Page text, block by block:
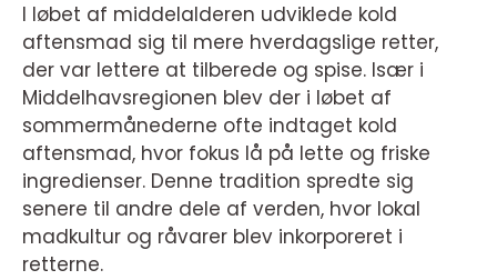
I løbet af middelalderen udviklede kold
aftensmad sig til mere hverdagslige retter,
der var lettere at tilberede og spise. Især i
Middelhavsregionen blev der i løbet af
sommermånederne ofte indtaget kold
aftensmad, hvor fokus lå på lette og friske
ingredienser. Denne tradition spredte sig
senere til andre dele af verden, hvor lokal
madkultur og råvarer blev inkorporeret i
retterne.